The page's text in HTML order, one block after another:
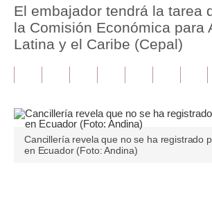
Política
Tu Dinero
Plus G
Opinión
El embajador tendrá la tarea
la Comisión Económica para
Latina y el Caribe (Cepal)
Cancillería revela que no se ha registrado
en Ecuador (Foto: Andina)